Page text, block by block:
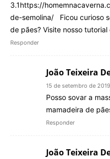
3.1https://
de-semolina/ Ficou curioso
de pães? Visite nosso
Responder
João Teixeira
15 de setembro de
Posso sovar a
mamadeira de
Responder
João Teixeira